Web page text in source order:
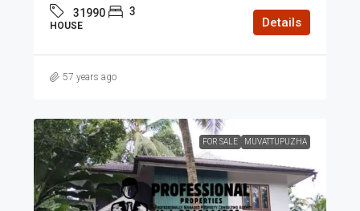
31990 3
HOUSE Details
57 years ago
FOR SALE MUVATTUPUZHA